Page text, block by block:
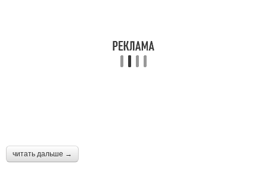
читать дальше →